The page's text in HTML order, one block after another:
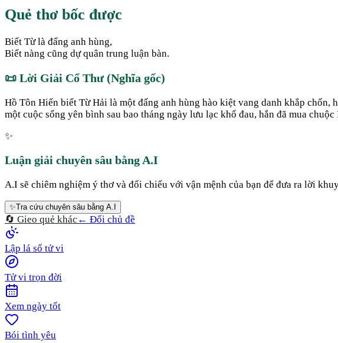
Quẻ thơ bốc được
Biết Từ là đấng anh hùng,
Biết nàng cũng dự quân trung luận bàn.
📜 Lời Giải Cổ Thư (Nghĩa gốc)
Hồ Tôn Hiến biết Từ Hải là một đấng anh hùng hào kiệt vang danh khắp
một cuộc sống yên bình sau bao tháng ngày lưu lạc khổ đau, hắn đã mua
✨
Luận giải chuyên sâu bằng A.I
A.I sẽ chiêm nghiệm ý thơ và đối chiếu với vận mệnh của bạn để đưa ra lời
✨Tra cứu chuyên sâu bằng A.I
🔄 Gieo quẻ khác ← Đổi chủ đề
Lập lá số tử vi
Tử vi trọn đời
Xem ngày tốt
Bói tình yêu